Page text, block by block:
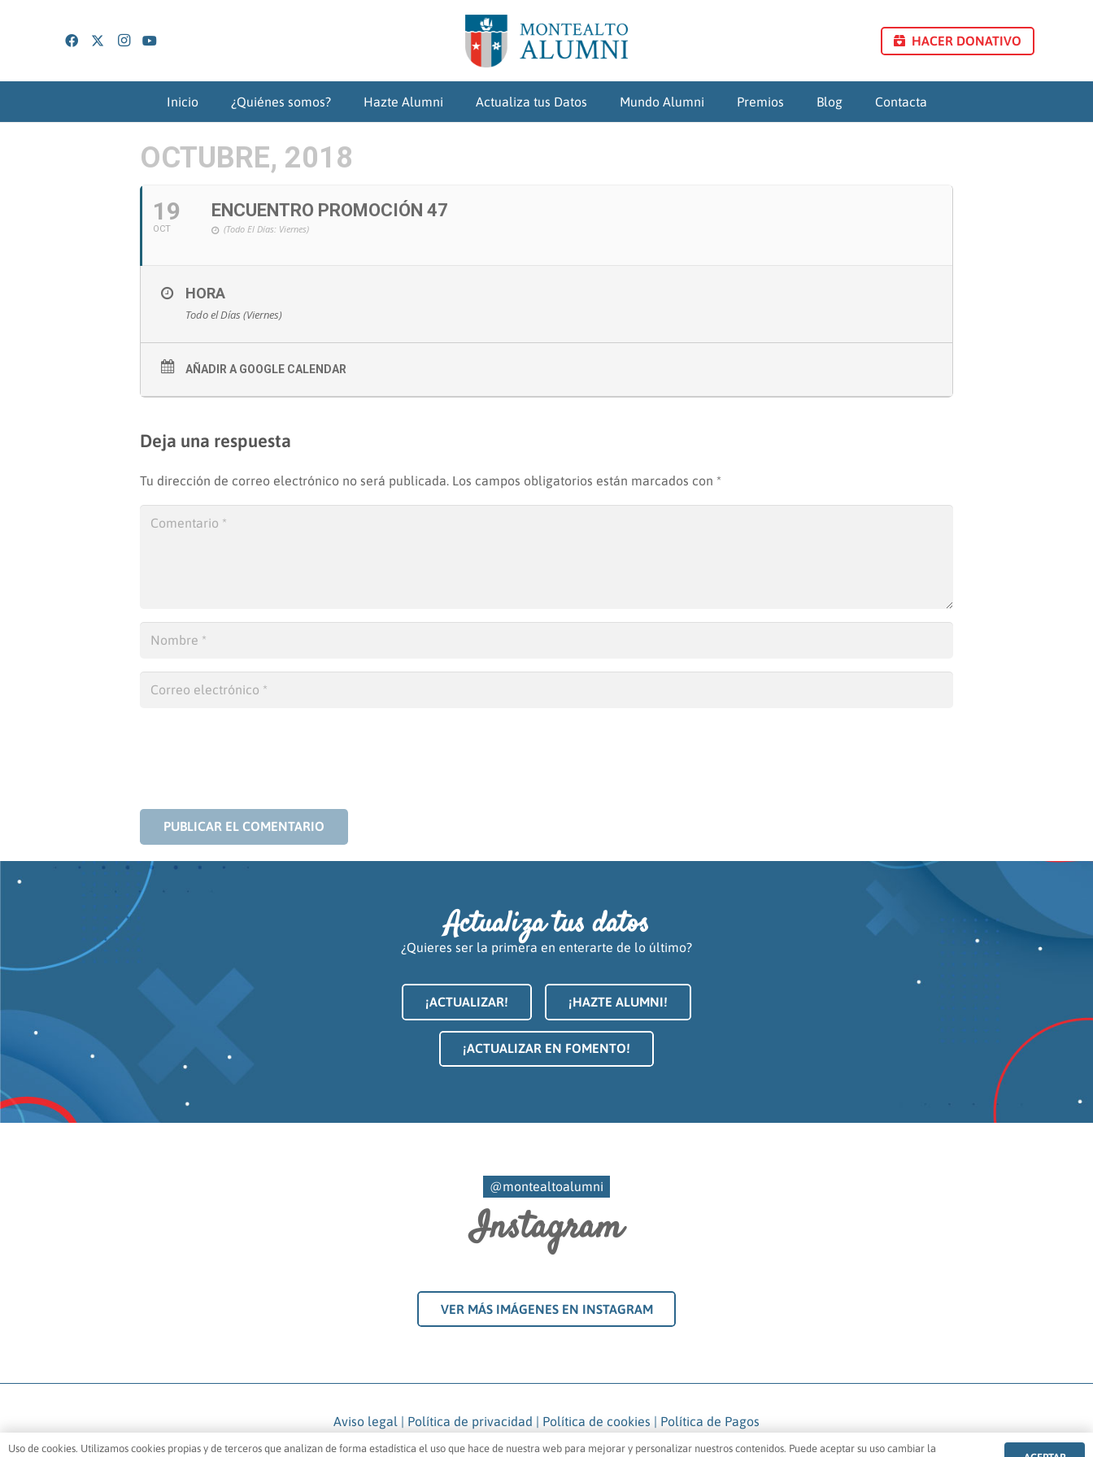
HACER DONATIVO
Inicio ¿Quiénes somos? Hazte Alumni Actualiza tus Datos Mundo Alumni Premios Blog Contacta
OCTUBRE, 2018
19
OCT
ENCUENTRO PROMOCIÓN 47
(Todo El Días: Viernes)
HORA
Todo el Días (Viernes)
AÑADIR A GOOGLE CALENDAR
Deja una respuesta
Tu dirección de correo electrónico no será publicada. Los campos obligatorios están marcados con *
PUBLICAR EL COMENTARIO
Actualiza tus datos
¿Quieres ser la primera en enterarte de lo último?
¡ACTUALIZAR! ¡HAZTE ALUMNI!
¡ACTUALIZAR EN FOMENTO!
@montealtoalumni
Instagram
VER MÁS IMÁGENES EN INSTAGRAM
Aviso legal | Política de privacidad | Política de cookies | Política de Pagos
1969 – 2021 ©Asociación Antiguas Alumnas Montealto. Todos los derechos reservados |Diseño web Juan Ruiz Lorite
Uso de cookies. Utilizamos cookies propias y de terceros que analizan de forma estadística el uso que hace de nuestra web para mejorar y personalizar nuestros contenidos. Puede aceptar su uso cambiar la